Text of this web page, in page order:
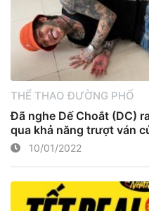
THỂ THAO ĐƯỜNG PHỐ
Đã nghe Dế Choắt (DC)
qua khả năng trượt ván
10/01/2022